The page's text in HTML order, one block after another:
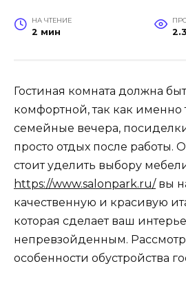
НА ЧТЕНИЕ
2 мин
Гостиная комната должна
комфортной, так как именно
семейные вечера,
просто отдых после работы.
стоит уделить выбору
https://www.salonpark.ru/вы
качественную и красивую
которая сделает ваш
непревзойденным.
особенности обустройства